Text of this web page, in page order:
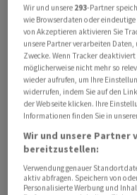
verstehe er nicht,
agiert». Die
gegenüber dem
Breitling wie ein
Generell sei das
Anwälten in den USA
zurückzufordern. Es
Prozess». Die USA
starker Markt», der
zumindest in
Wir und unsere 293-Partner
wie Browserdaten oder
von Akzeptieren aktivieren Sie
unsere Partner verarbeiten
Zwecke. Wenn Tracker
möglicherweise nicht mehr so
wieder aufrufen, um Ihre
widerrufen, indem Sie auf den
der Webseite klicken. Ihre
Informationen finden Sie in
Wir und unsere Partner
bereitzustellen:
Verwendung genauer
aktiv abfragen. Speichern von
Personalisierte Werbung und